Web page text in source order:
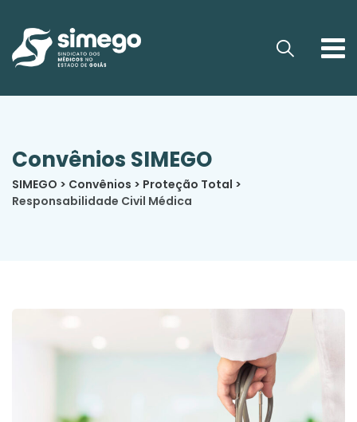
Convênios SIMEGO
SIMEGO > Convênios > Proteção Total >
Responsabilidade Civil Médica